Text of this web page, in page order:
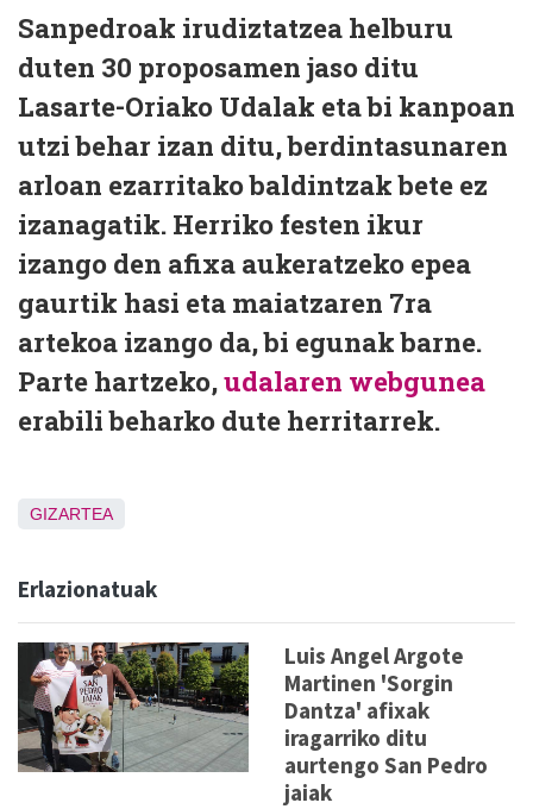
Sanpedroak irudiztatzea helburu
duten 30 proposamen jaso ditu
Lasarte-Oriako Udalak eta bi kanpoan
utzi behar izan ditu, berdintasunaren
arloan ezarritako baldintzak bete ez
izanagatik. Herriko festen ikur
izango den afixa aukeratzeko epea
gaurtik hasi eta maiatzaren 7ra
artekoa izango da, bi egunak barne.
Parte hartzeko,udalaren webgunea
erabili beharko dute herritarrek.
GIZARTEA
Erlazionatuak
Luis Angel Argote
Martinen 'Sorgin
Dantza' afixak
iragarriko ditu
aurtengo San Pedro
jaiak